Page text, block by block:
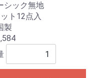
シック無地
ト12点入
製